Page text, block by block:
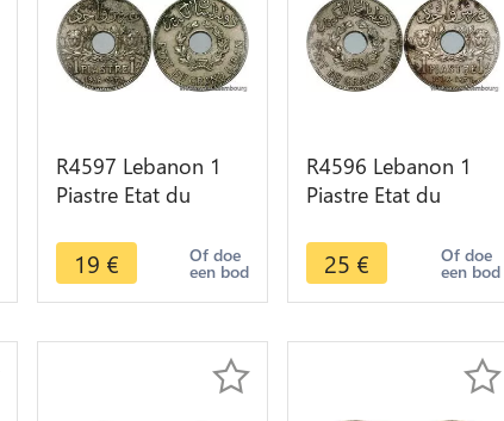
R4597 Lebanon 1
Piastre Etat du
Paris -> Make offer
19 € Of doe
een bod
R4596 Lebanon 1
Piastre Etat du
Paris -> Make offer
25 € Of doe
een bod